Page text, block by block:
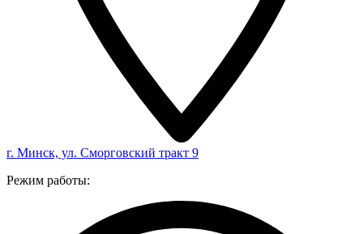
г. Минск, ул. Сморговский тракт 9
Режим работы: